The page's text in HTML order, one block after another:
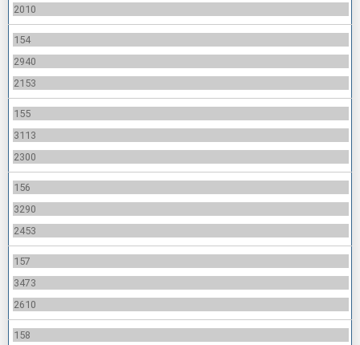
2010
154
2940
2153
155
3113
2300
156
3290
2453
157
3473
2610
158